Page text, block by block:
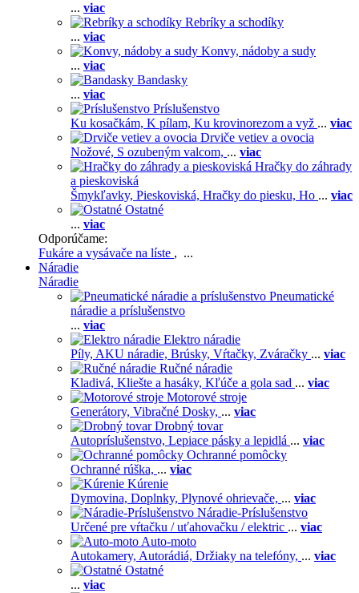
... viac
Rebríky a schodíky
... viac
Konvy, nádoby a sudy
... viac
Bandasky
... viac
Príslušenstvo
Ku kosačkám, K pílam, Ku krovinorezom a vyž ... viac
Drviče vetiev a ovocia
Nožové, S ozubeným valcom, ... viac
Hračky do záhrady
a pieskoviská
Šmykľavky, Pieskoviská, Hračky do piesku, Ho ... viac
Ostatné
... viac
Odporúčame:
Fukáre a vysávače na líste , ...
Náradie
Náradie
Pneumatické
náradie a príslušenstvo
... viac
Elektro náradie
Píly, AKU náradie, Brúsky, Vŕtačky, Zváračky ... viac
Ručné náradie
Kladivá, Kliešte a hasáky, Kľúče a gola sad ... viac
Motorové stroje
Generátory, Vibračné Dosky, ... viac
Drobný tovar
Autopríslušenstvo, Lepiace pásky a lepidlá ... viac
Ochranné pomôcky
Ochranné rúška, ... viac
Kúrenie
Dymovina, Doplnky, Plynové ohrievače, ... viac
Náradie-Príslušenstvo
Určené pre vŕtačku / uťahovačku / elektric ... viac
Auto-moto
Autokamery, Autorádiá, Držiaky na telefóny, ... viac
Ostatné
... viac